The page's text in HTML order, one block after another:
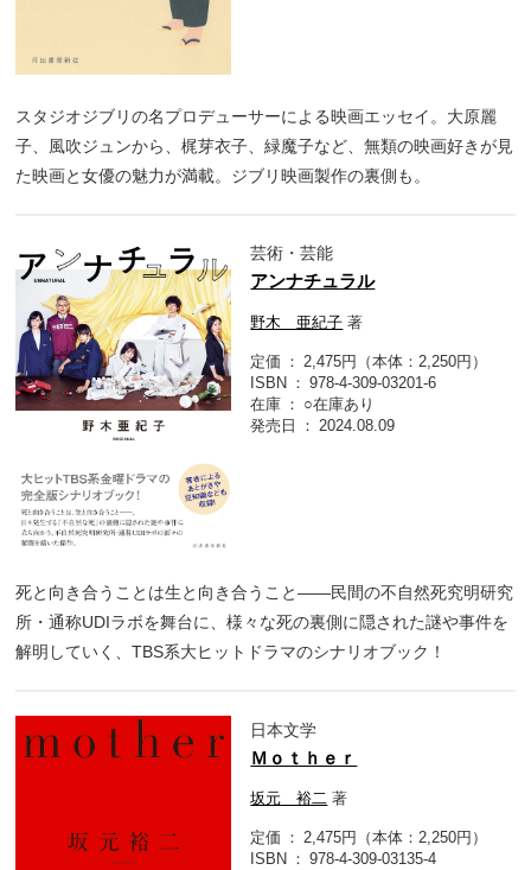
スタジオジブリの名プロデューサーによる映画エッセイ。大原麗
子、風吹ジュンから、梶芽衣子、緑魔子など、無類の映画好きが見
た映画と女優の魅力が満載。ジブリ映画製作の裏側も。
芸術・芸能
アンナチュラル
野木 亜紀子 著
定価
2,475円（本体：2,250円）
ISBN
978-4-309-03201-6
在庫
○在庫あり
発売日
2024.08.09
死と向き合うことは生と向き合うこと――民間の不自然死究明研究
所・通称UDIラボを舞台に、様々な死の裏側に隠された謎や事件を
解明していく、TBS系大ヒットドラマのシナリオブック！
日本文学
Ｍｏｔｈｅｒ
坂元 裕二 著
定価
2,475円（本体：2,250円）
ISBN
978-4-309-03135-4